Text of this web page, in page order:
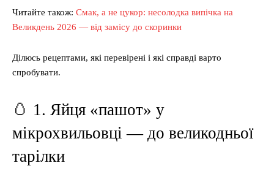
Читайте також: Смак, а не цукор: несолодка випічка на
Великдень 2026 — від замісу до скоринки
Ділюсь рецептами, які перевірені і які справді варто
спробувати.
🥚 1. Яйця «пашот» у
мікрохвильовці — до великодньої
тарілки